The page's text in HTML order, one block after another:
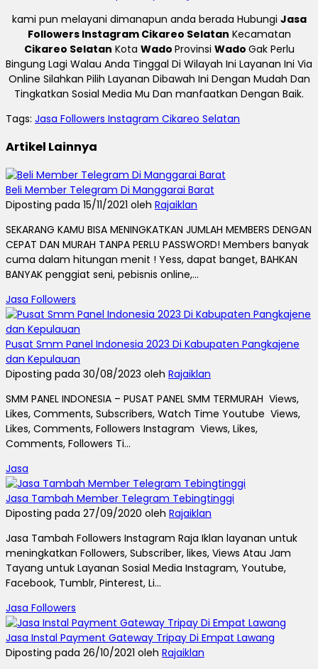
kami pun melayani dimanapun anda berada Hubungi Jasa
Followers Instagram Cikareo Selatan Kecamatan
Cikareo Selatan Kota Wado Provinsi Wado Gak Perlu
Bingung Lagi Walau Anda Tinggal Di Wilayah Ini Layanan Ini Via
Online Silahkan Pilih Layanan Dibawah Ini Dengan Mudah Dan
Tingkatkan Sosial Media Mu Dan manfaatkan Dengan Baik.
Tags: Jasa Followers Instagram Cikareo Selatan
Artikel Lainnya
Beli Member Telegram Di Manggarai Barat
Diposting pada 15/11/2021 oleh Rajaiklan
SEKARANG KAMU BISA MENINGKATKAN JUMLAH MEMBERS DENGAN
CEPAT DAN MURAH TANPA PERLU PASSWORD! Members banyak
cuma dalam hitungan menit ! Yess, dapat banget, BAHKAN
BANYAK penggiat seni, pebisnis online,...
Jasa Followers
Pusat Smm Panel Indonesia 2023 Di Kabupaten Pangkajene
dan Kepulauan
Diposting pada 30/08/2023 oleh Rajaiklan
SMM PANEL INDONESIA – PUSAT PANEL SMM TERMURAH Views,
Likes, Comments, Subscribers, Watch Time Youtube Views,
Likes, Comments, Followers Instagram Views, Likes,
Comments, Followers Ti...
Jasa
Jasa Tambah Member Telegram Tebingtinggi
Diposting pada 27/09/2020 oleh Rajaiklan
Jasa Tambah Followers Instagram Raja Iklan layanan untuk
meningkatkan Followers, Subscriber, likes, Views Atau Jam
Tayang untuk Layanan Sosial Media Instagram, Youtube,
Facebook, Tumblr, Pinterest, Li...
Jasa Followers
Jasa Instal Payment Gateway Tripay Di Empat Lawang
Diposting pada 26/10/2021 oleh Rajaiklan